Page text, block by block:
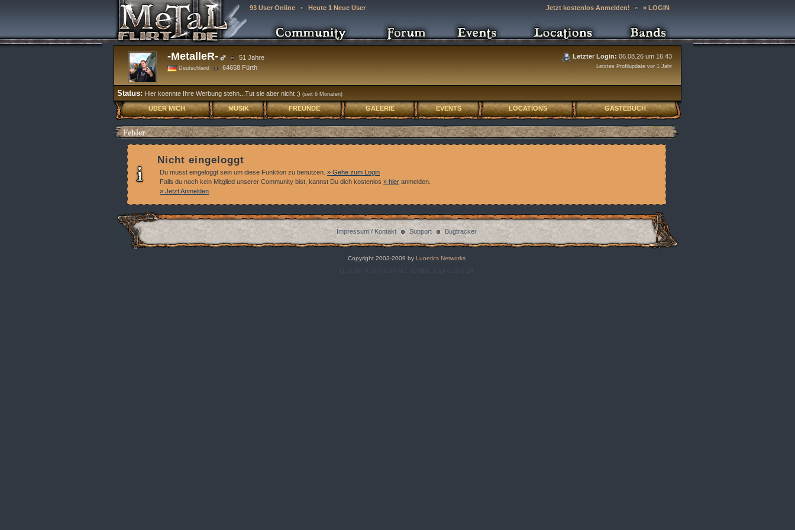
93 User Online Heute 1 Neue User Jetzt kostenlos Anmelden! » LOGIN
-MetalleR- 51 Jahre
Deutschland 64658 Fürth
Letzter Login: 06.08.26 um 16:43
Letztes Profilupdate vor 1 Jahr
Status: Hier koennte Ihre Werbung stehn...Tut sie aber nicht :) (seit 6 Monaten)
ÜBER MICH MUSIK FREUNDE GALERIE EVENTS LOCATIONS GÄSTEBUCH
Fehler
Nicht eingeloggt
Du musst eingeloggt sein um diese Funktion zu benutzen. » Gehe zum Login
Falls du noch kein Mitglied unserer Community bist, kannst Du dich kostenlos » hier anmelden.
» Jetzt Anmelden
Impressum / Kontakt Support Bugtracker
Copyright 2003-2009 byLunetics Networks